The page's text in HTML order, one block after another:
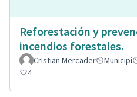
Reforestación y
incendios forestales.
Cristian Mercader Municipi
4